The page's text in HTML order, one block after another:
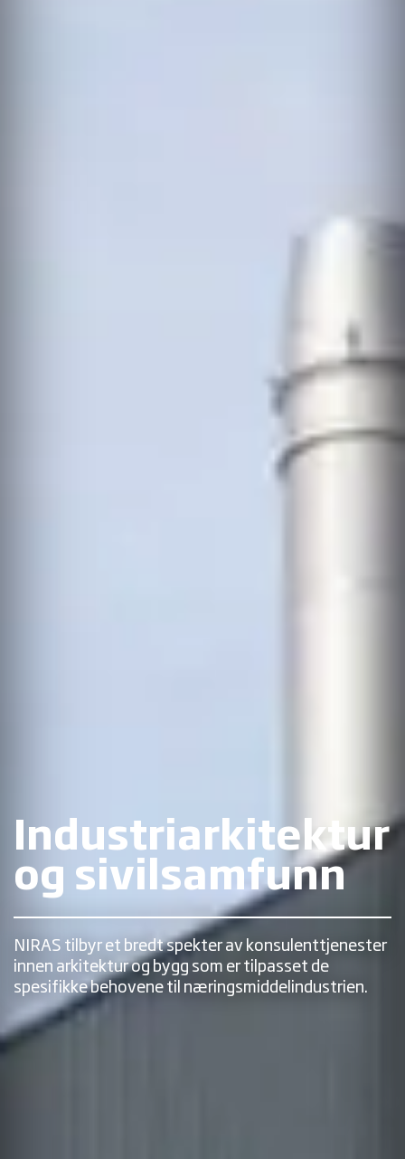
Industriarkitektur
og sivilsamfunn
NIRAS tilbyr et bredt spekter av konsulenttjenester
innen arkitektur og bygg som er tilpasset de
spesifikke behovene til næringsmiddelindustrien.